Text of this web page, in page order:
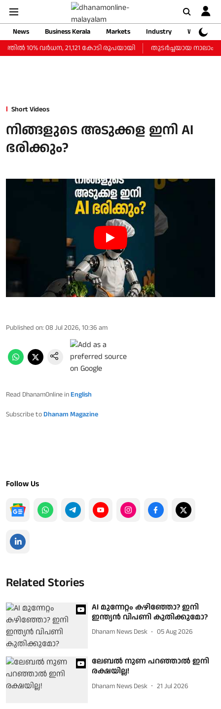
News Business Kerala Markets Industry
Web
വര്‍ധന, 21,121 കോടി രൂപയായി
തുടർച്ചയായ നാലാം
Short Videos
നിങ്ങളുടെ അടുക്കള ഇനി AI
ഭരിക്കും?
Published on: 08 Jul 2026, 10:36 am
Read DhanamOnline in English
Subscribe to Dhanam Magazine
Follow Us
Related Stories
AI മുന്നേറ്റം കഴിഞ്ഞോ? ഇനി
ഇന്ത്യൻ വിപണി കുതിക്കുമോ?
Dhanam News Desk 05 Aug 2026
ലേബൽ നുണ പറഞ്ഞാൽ ഇനി
രക്ഷയില്ല!
Dhanam News Desk 21 Jul 2026